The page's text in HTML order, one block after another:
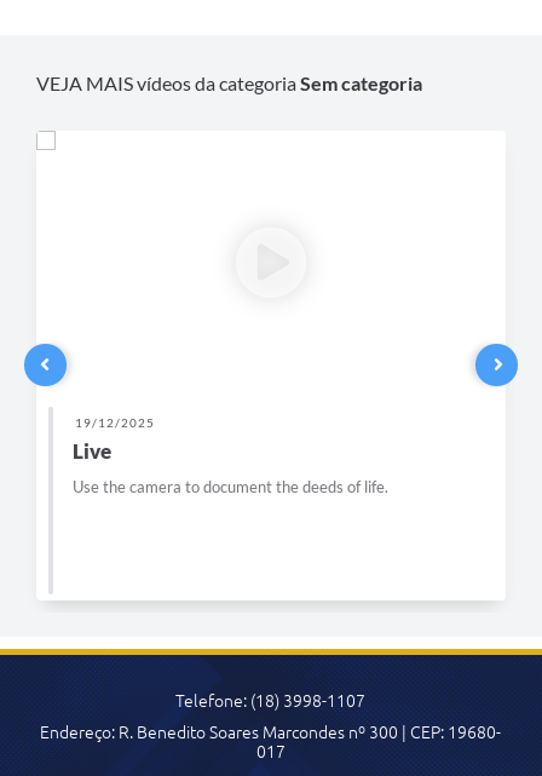
VEJA MAIS vídeos da categoriaSem categoria
19/12/2025
Live
Use the camera to document the deeds of life.
Telefone: (18) 3998-1107
Endereço: R. Benedito Soares Marcondes nº 300 | CEP: 19680-
017